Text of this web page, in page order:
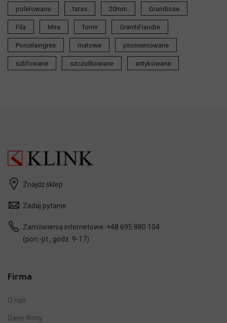
polerowane taras 20mm Grandiose
Fila Mira fornir GranitiFiandre
Porcelaingres matowe płomieniowane
szlifowane szczotkowane antykowane
Znajdź sklep
Zadaj pytanie
Zamówienia internetowe: +48 695 880 104
(pon.-pt., godz. 9-17)
Firma
O nas
Dane firmy